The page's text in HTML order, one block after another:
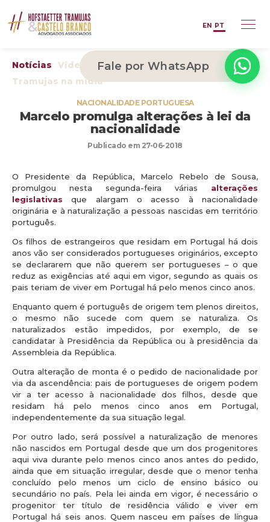
EN PT
Fale por WhatsApp
Notícias Vídeos Arquivos
Publicações
Tramujas na mídia
NACIONALIDADE PORTUGUESA
Marcelo promulga alterações à lei da
nacionalidade
Publicado em 27-06-2018
O Presidente da República, Marcelo Rebelo de Sousa,
promulgou nesta segunda-feira várias alterações
legislativas que alargam o acesso à nacionalidade
originária e à naturalização a pessoas nascidas em território
português.
Os filhos de estrangeiros que residam em Portugal há dois
anos vão ser considerados portugueses originários, excepto
se declararem que não querem ser portugueses – o que
reduz as exigências até aqui em vigor, segundo as quais os
pais teriam de viver em Portugal há pelo menos cinco anos.
Enquanto quem é português de origem tem plenos direitos,
o mesmo não sucede com quem se naturaliza. Os
naturalizados estão impedidos, por exemplo, de se
candidatar à Presidência da República ou à presidência da
Assembleia da República.
Outra alteração de monta é o pedido de nacionalidade por
via da ascendência: pais de portugueses de origem podem
vir a ter acesso à nacionalidade dos filhos, desde que
residam há pelo menos cinco anos em Portugal,
independentemente da sua situação legal.
Por outro lado, será possível a naturalização de menores
não nascidos em Portugal desde que um dos progenitores
aqui viva durante pelo menos cinco anos antes do pedido,
ainda que em situação irregular, desde que o menor tenha
concluído pelo menos um ciclo de ensino básico ou
secundário no país. Pela lei ainda em vigor, é necessário o
progenitor ter título de residência válido e viver em
Portugal há seis anos. Quem nasceu em países de língua